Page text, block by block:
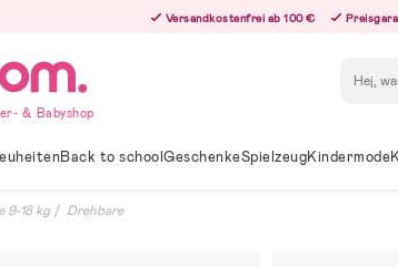
Versandkostenfrei ab 100 €
& Babyshop
Back to schoolGeschenkeSpielzeugKindermode
9-18 kg Drehbare